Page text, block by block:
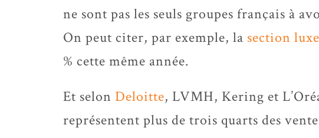
ne sont pas les seuls groupes français à
On peut citer, par exemple, la section
% cette même année.
Et selon Deloitte, LVMH, Kering et
représentent plus de trois quarts des